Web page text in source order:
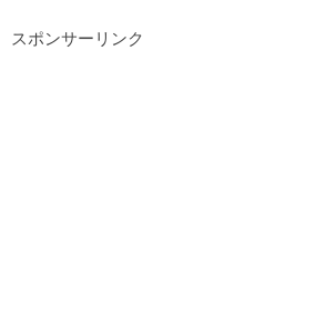
スポンサーリンク